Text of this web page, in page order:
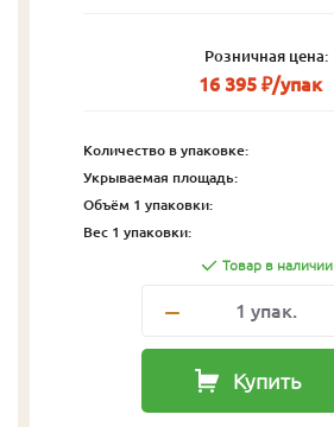
Розничная цена:
16 395 ₽/упак
Количество в упаковке:
Укрываемая площадь:
Объём 1 упаковки:
Вес 1 упаковки:
Товар в наличии
1 упак.
Купить